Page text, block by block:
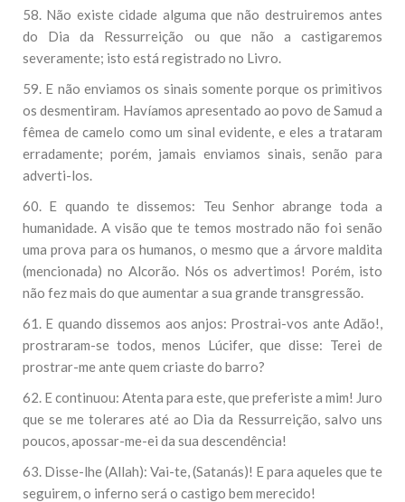
58. Não existe cidade alguma que não destruiremos antes
do Dia da Ressurreição ou que não a castigaremos
severamente; isto está registrado no Livro.
59. E não enviamos os sinais somente porque os primitivos
os desmentiram. Havíamos apresentado ao povo de Samud a
fêmea de camelo como um sinal evidente, e eles a trataram
erradamente; porém, jamais enviamos sinais, senão para
adverti-los.
60. E quando te dissemos: Teu Senhor abrange toda a
humanidade. A visão que te temos mostrado não foi senão
uma prova para os humanos, o mesmo que a árvore maldita
(mencionada) no Alcorão. Nós os advertimos! Porém, isto
não fez mais do que aumentar a sua grande transgressão.
61. E quando dissemos aos anjos: Prostrai-vos ante Adão!,
prostraram-se todos, menos Lúcifer, que disse: Terei de
prostrar-me ante quem criaste do barro?
62. E continuou: Atenta para este, que preferiste a mim! Juro
que se me tolerares até ao Dia da Ressurreição, salvo uns
poucos, apossar-me-ei da sua descendência!
63. Disse-lhe (Allah): Vai-te, (Satanás)! E para aqueles que te
seguirem, o inferno será o castigo bem merecido!